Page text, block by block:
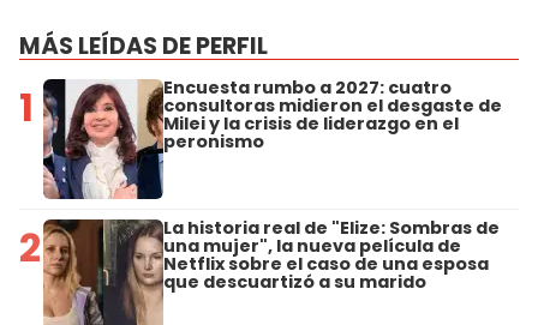
MÁS LEÍDAS DE PERFIL
1 Encuesta rumbo a 2027: cuatro
consultoras midieron el desgaste de
Milei y la crisis de liderazgo en el
peronismo
2 La historia real de "Elize: Sombras de
una mujer", la nueva película de
Netflix sobre el caso de una esposa
que descuartizó a su marido